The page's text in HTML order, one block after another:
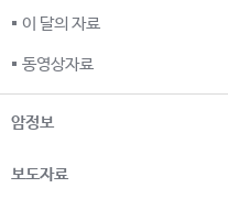
이 달의 자료
동영상자료
암정보
보도자료